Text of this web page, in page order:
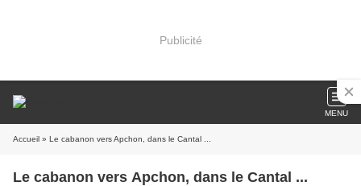
Publicité
MENU
Accueil » Le cabanon vers Apchon, dans le Cantal ...
Le cabanon vers Apchon, dans le Cantal ...